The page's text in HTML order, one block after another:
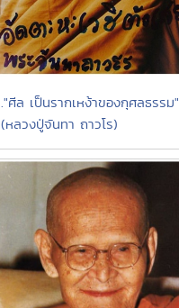
."ศีล เป็นรากเหง้าของกุศลธรรม"
(หลวงปู่จันทา ถาวโร)